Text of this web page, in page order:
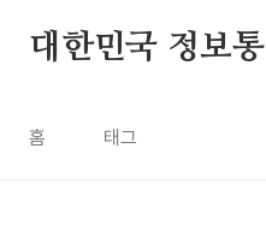
대한민국 정보통
홈 태그